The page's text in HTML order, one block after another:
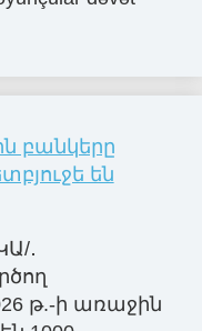
բանկերը
են
․
թ.-ի առաջին